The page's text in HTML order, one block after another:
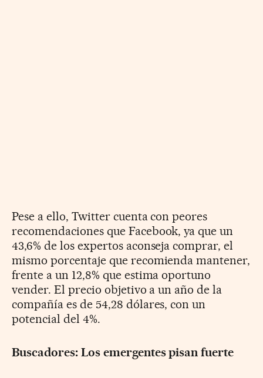
Pese a ello, Twitter cuenta con peores
recomendaciones que Facebook, ya que un
43,6% de los expertos aconseja comprar, el
mismo porcentaje que recomienda mantener,
frente a un 12,8% que estima oportuno
vender. El precio objetivo a un año de la
compañía es de 54,28 dólares, con un
potencial del 4%.
Buscadores: Los emergentes pisan fuerte